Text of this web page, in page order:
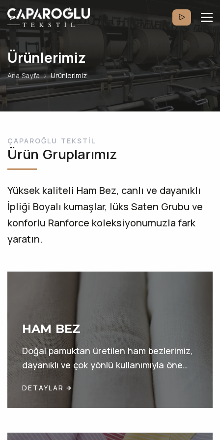
Ürünlerimiz
Ana Sayfa Ürünlerimiz
ÇAPAROĞLU TEKSTIL
Ürün Gruplarımız
Yüksek kaliteli Ham Bez, canlı ve dayanıklı
İpliği Boyalı kumaşlar, lüks Saten Grubu ve
konforlu Ranforce koleksiyonumuzla fark
yaratın.
HAM BEZ
Doğal pamuktan üretilen ham bezlerimiz,
dayanıklı ve çok yönlü kullanımıyla öne
DETAYLAR